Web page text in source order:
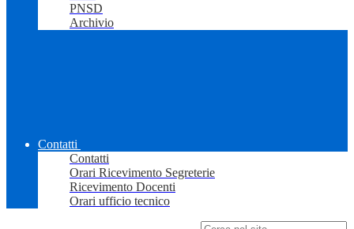
PNSD
Archivio
Contatti
Contatti
Orari Ricevimento Segreterie
Ricevimento Docenti
Orari ufficio tecnico